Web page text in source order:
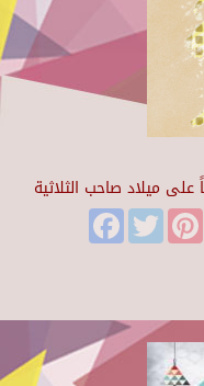
FacebookTwitter